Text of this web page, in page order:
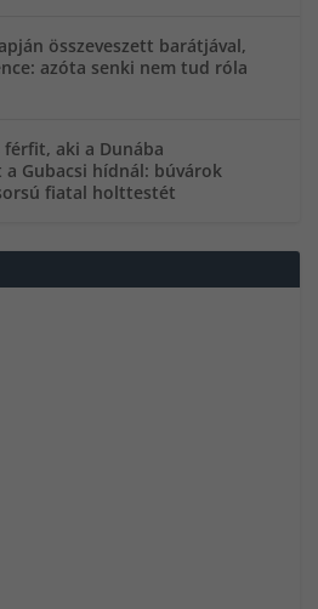
összeveszett barátjával,
azóta senki nem tud róla
aki a Dunába
Gubacsi hídnál: búvárok
fiatal holttestét